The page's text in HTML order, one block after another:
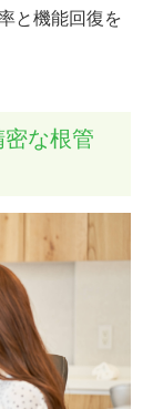
と機能回復を
な根管